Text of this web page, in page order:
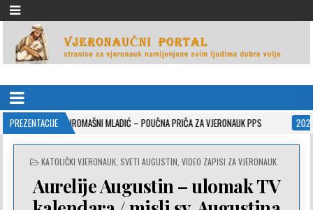
VJERONAUČNI PORTAL
PREZENTACIJE
SIROMAŠNI MLADIĆ – POUČNA PRIČA ZA VJERONAUK PPS 2021-05-02
POSTED
KATOLIČKI VJERONAUK, SVETI AUGUSTIN VIDEO ZAPISI ZA VJERONAUK
Aurelije Augustin – ulomak TV